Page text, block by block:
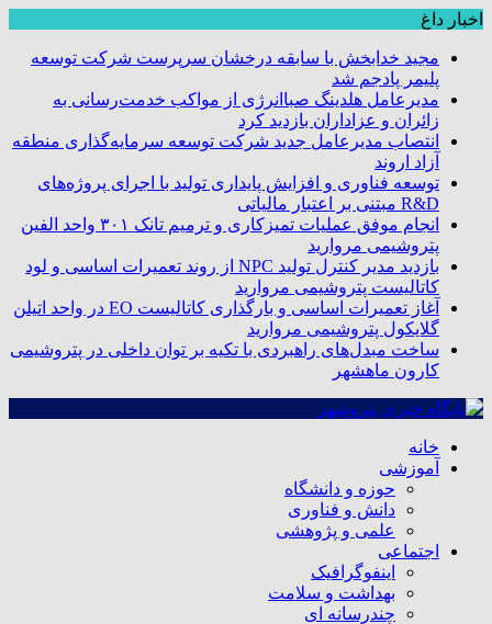
اخبار داغ
مجید خدابخش با سابقه درخشان سرپرست شرکت توسعه
پلیمر پادجم شد
مدیرعامل هلدینگ صباانرژی از مواکب خدمت‌رسانی به
زائران و عزاداران بازدید کرد
انتصاب مدیرعامل جدید شرکت توسعه سرمایه‌گذاری منطقه
آزاد اروند
توسعه فناوری و افزایش پایداری تولید با اجرای پروژه‌های
R&D مبتنی بر اعتبار مالیاتی
انجام موفق عملیات تمیزکاری و ترمیم تانک ۳۰۱ واحد الفین
پتروشیمی مروارید
بازدید مدیر کنترل تولید NPC از روند تعمیرات اساسی و لود
کاتالیست پتروشیمی مروارید
آغاز تعمیرات اساسی و بارگذاری کاتالیست EO در واحد اتیلن
گلایکول پتروشیمی مروارید
ساخت مبدل‌های راهبردی با تکیه بر توان داخلی در پتروشیمی
کارون ماهشهر
خانه
آموزشی
حوزه و دانشگاه
دانش و فناوری
علمی و پژوهشی
اجتماعی
اینفوگرافیک
بهداشت و سلامت
چندرسانه ای